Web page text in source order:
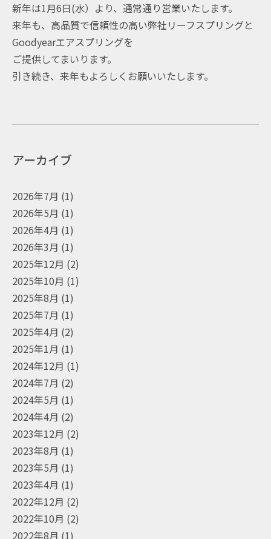
新年は1月6日(水）より、通常通り営業いたします。
来年も、高品質で信頼性の高い弊社リーフスプリングと
Goodyearエアスプリングを
ご提供してまいります。
引き続き、来年もよろしくお願いいたします。
アーカイブ
2026年7月 (1)
2026年5月 (1)
2026年4月 (1)
2026年3月 (1)
2025年12月 (2)
2025年10月 (1)
2025年8月 (1)
2025年7月 (1)
2025年4月 (2)
2025年1月 (1)
2024年12月 (1)
2024年7月 (2)
2024年5月 (1)
2024年4月 (2)
2023年12月 (2)
2023年8月 (1)
2023年5月 (1)
2023年4月 (1)
2022年12月 (2)
2022年10月 (2)
2022年8月 (1)